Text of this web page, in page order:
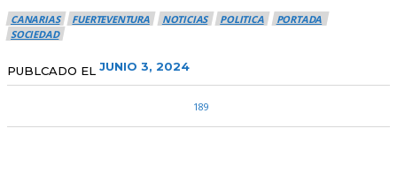
CANARIAS FUERTEVENTURA NOTICIAS POLITICA
PORTADA
SOCIEDAD
PUBLCADO EL JUNIO 3, 2024
189